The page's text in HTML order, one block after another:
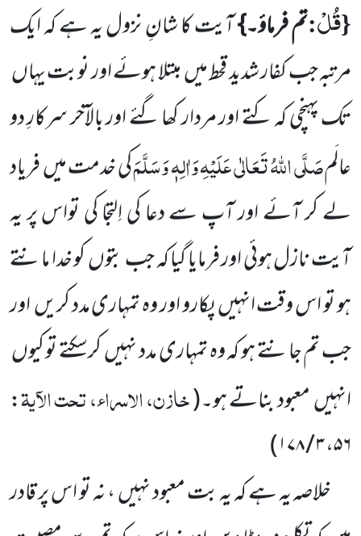
{قُلْ:تم فرماؤ۔}آیت کا شانِ نزول یہ ہے کہ ایک
مرتبہ جب کفار شدید قحط میںمبتلا ہوئے اور نوبت یہاں
تک پہنچی کہ کتے اور مردار کھا گئے اور بالآخر سرکارِ دو
عالَمصَلَّی اللّٰہُ تَعَالٰی عَلَیْہِ وَاٰلِہٖ وَسَلَّمَکی خدمت میںفریاد
لے کر آئے اور آپ سے دعا کی اِلتجا کی تواس پر یہ
آیت نازل ہوئی اور فرمایا گیا کہ جب بتوںکو خدا مانتے
ہو تو اس وقت انہیںپکارو اور وہ تمہاری مدد کریںاور
جب تم جانتے ہو کہ وہ تمہاری مدد نہیںکرسکتے تو کیوں
انہیںمعبود بناتے ہو۔(خازن، الاسراء، تحت الآیۃ:
۵۶،۳ / ۱۷۸
)
خلاصہ یہ ہے کہ یہ بت معبود نہیں ، نہ تو اس پر قادر